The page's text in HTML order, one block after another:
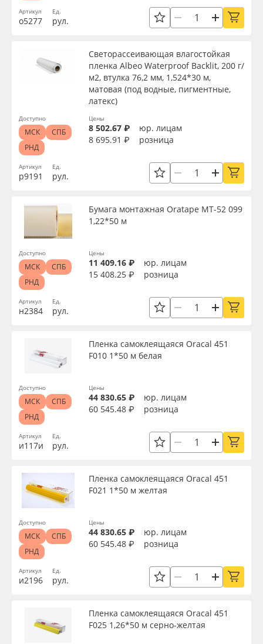
Вспененный ПВХ
Баннер
Заготовки для сувениров
Срок эксплуатации, лет
Страна происхождения
Производитель
Назначение
Особые свойства
Доступность
Применить
Сбросить фильтр
Артикул
о5277
Ед.
рул.
Артикул
р9191
Светорассеивающая влагостойкая
пленка Albeo Waterproof Backlit, 200 г/
м2, втулка 76,2 мм, 1,524*30 м,
матовая (под водные, пигментные,
латекс)
Ед.
рул.
Цены
8 502.67 ₽
юр. лицам
8 695.91 ₽
розница
Доступно
МСК
СПБ
РНД
Артикул
н2384
Бумага монтажная Oratape MT-52 099
1,22*50 м
Ед.
рул.
Цены
11 409.16 ₽
юр. лицам
15 408.25 ₽
розница
Доступно
МСК
СПБ
РНД
Артикул
и117и
Пленка самоклеящаяся Oracal 451
F010 1*50 м белая
Ед.
рул.
Цены
44 830.65 ₽
юр. лицам
60 545.48 ₽
розница
Доступно
МСК
СПБ
РНД
Артикул
и2196
Пленка самоклеящаяся Oracal 451
F021 1*50 м желтая
Ед.
рул.
Цены
44 830.65 ₽
юр. лицам
60 545.48 ₽
розница
Доступно
МСК
СПБ
РНД
Пленка самоклеящаяся Oracal 451
F025 1,26*50 м серно-желтая